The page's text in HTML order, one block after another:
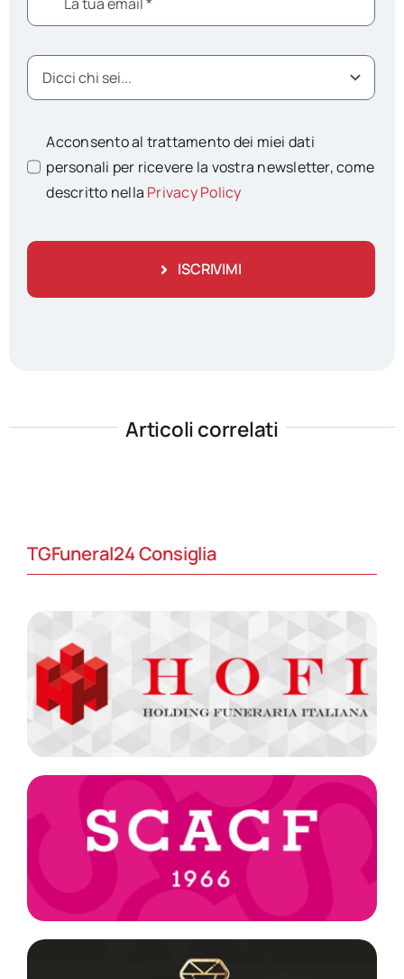
Acconsento al trattamento dei miei dati
personali per ricevere la vostra newsletter, come
descritto nella Privacy Policy
ISCRIVIMI
Articoli correlati
TGFuneral24 Consiglia